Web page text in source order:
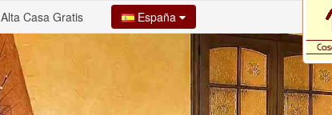
Alta Casa Gratis España